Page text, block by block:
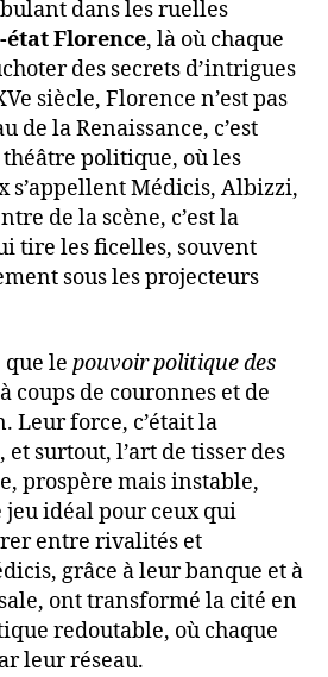
dans les ruelles
Florence, là où chaque
des secrets d’intrigues
siècle, Florence n’est pas
de la Renaissance, c’est
politique, où les
s’appellent Médicis, Albizzi,
de la scène, c’est la
tire les ficelles, souvent
sous les projecteurs
le pouvoir politique des
coups de couronnes et de
Leur force, c’était la
surtout, l’art de tisser des
prospère mais instable,
idéal pour ceux qui
entre rivalités et
grâce à leur banque et à
ont transformé la cité en
redoutable, où chaque
leur réseau.